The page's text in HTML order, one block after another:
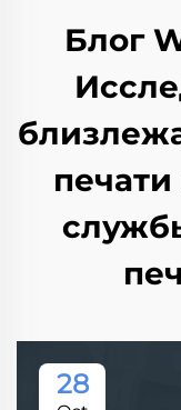
Блог
28